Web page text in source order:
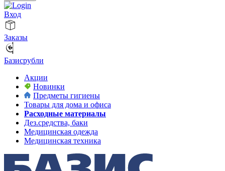
Вход
Заказы
Базисрубли
Акции
Новинки
Предметы гигиены
Товары для дома и офиса
Расходные материалы
Дез.средства, баки
Медицинская одежда
Медицинская техника